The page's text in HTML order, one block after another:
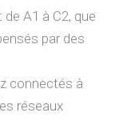
A1 à C2, que
par des
connectés à
réseaux